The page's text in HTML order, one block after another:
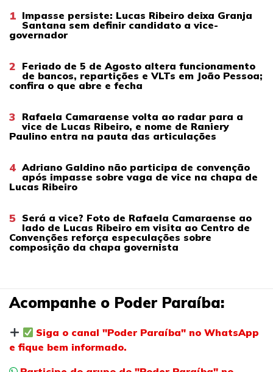
1 Impasse persiste: Lucas Ribeiro deixa Granja
Santana sem definir candidato a vice-
governador
2 Feriado de 5 de Agosto altera funcionamento
de bancos, repartições e VLTs em João Pessoa;
confira o que abre e fecha
3 Rafaela Camaraense volta ao radar para a
vice de Lucas Ribeiro, e nome de Raniery
Paulino entra na pauta das articulações
4 Adriano Galdino não participa de convenção
após impasse sobre vaga de vice na chapa de
Lucas Ribeiro
5 Será a vice? Foto de Rafaela Camaraense ao
lado de Lucas Ribeiro em visita ao Centro de
Convenções reforça especulações sobre
composição da chapa governista
Acompanhe o Poder Paraíba:
Siga o canal "Poder Paraíba" no WhatsApp
e fique bem informado.